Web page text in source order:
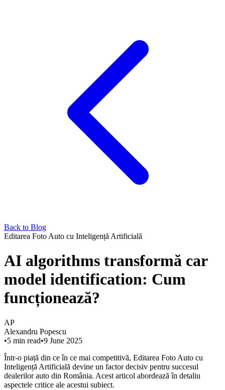
Back to Blog
Editarea Foto Auto cu Inteligență Artificială
AI algorithms transformă car
model identification: Cum
funcționează?
AP
Alexandru Popescu
•5 min read•9 June 2025
Într-o piață din ce în ce mai competitivă, Editarea Foto Auto cu
Inteligență Artificială devine un factor decisiv pentru succesul
dealerilor auto din România. Acest articol abordează în detaliu
aspectele critice ale acestui subiect.